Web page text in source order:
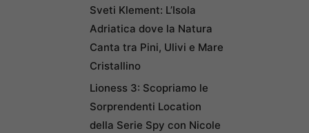
Sveti Klement: L’Isola
Adriatica dove la Natura
Canta tra Pini, Ulivi e Mare
Cristallino
Lioness 3: Scopriamo le
Sorprendenti Location
della Serie Spy con Nicole